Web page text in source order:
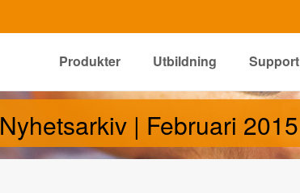
Produkter Utbildning Support
Nyhetsarkiv | Februari 2015